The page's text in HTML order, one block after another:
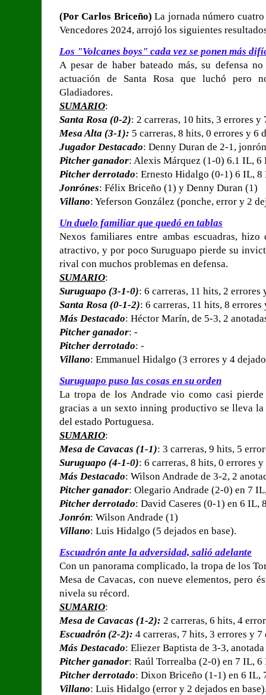
(Por Carlos Briceño) La jornada número
Vencedores 2024, arrojó los siguientes
Los "Volcanes boys" cada vez se ponen más
A pesar de haber bateado más, su defensa
actuación de Santa Rosa que luchó pero
Gladiadores.
SUMARIO:
Santa Rosa (0-2): 2 carreras, 10 hits, 3 errores y
Mesa Alta (3-1): 5 carreras, 8 hits, 0 errores y 6
Jugador Destacado: Denny Duran de 2-1,
Pitcher ganador: Alexis Márquez (1-0) 6.1 IL, 6
Pitcher derrotado: Ernesto Hidalgo (0-1) 6 IL, 8
Jonrónes: Félix Briceño (1) y Denny Duran (1)
Villano: Yeferson González (ponche, error y 2
Un duelo familiar que quedó en tablas
Nexos familiares entre ambas escuadras,
atractivo, y por poco Suruguapo pierde su
rival con muchos problemas en defensa.
SUMARIO:
Suruguapo (3-1-0): 6 carreras, 11 hits, 2 errores
Santa Rosa (0-1-2): 6 carreras, 11 hits, 8 errores
Más Destacado: Héctor Marín, de 5-3, 2
Pitcher ganador: -
Pitcher derrotado: -
Villano: Emmanuel Hidalgo (3 errores y 4
Suruguapo puso las cosas en su orden
La tropa de los Andrade vio como casi
gracias a un sexto inning productivo se lleva
del estado Portuguesa.
SUMARIO:
Mesa de Cavacas (1-1): 3 carreras, 9 hits, 5
Suruguapo (4-1-0): 6 carreras, 8 hits, 0 errores y
Más Destacado: Wilson Andrade de 3-2, 2
Pitcher ganador: Olegario Andrade (2-0) en 7
Pitcher derrotado: David Caseres (0-1) en 6 IL,
Jonrón: Wilson Andrade (1)
Villano: Luis Hidalgo (5 dejados en base).
Escuadrón ante la adversidad, salió adelante
Con un panorama complicado, la tropa de los
Mesa de Cavacas, con nueve elementos, pero
nivela su récord.
SUMARIO:
Mesa de Cavacas (1-2): 2 carreras, 6 hits, 4
Escuadrón (2-2): 4 carreras, 7 hits, 3 errores y 7
Más Destacado: Eliezer Baptista de 3-3,
Pitcher ganador: Raúl Torrealba (2-0) en 7 IL, 6
Pitcher derrotado: Dixon Briceño (1-1) en 6 IL,
Villano: Luis Hidalgo (error y 2 dejados en